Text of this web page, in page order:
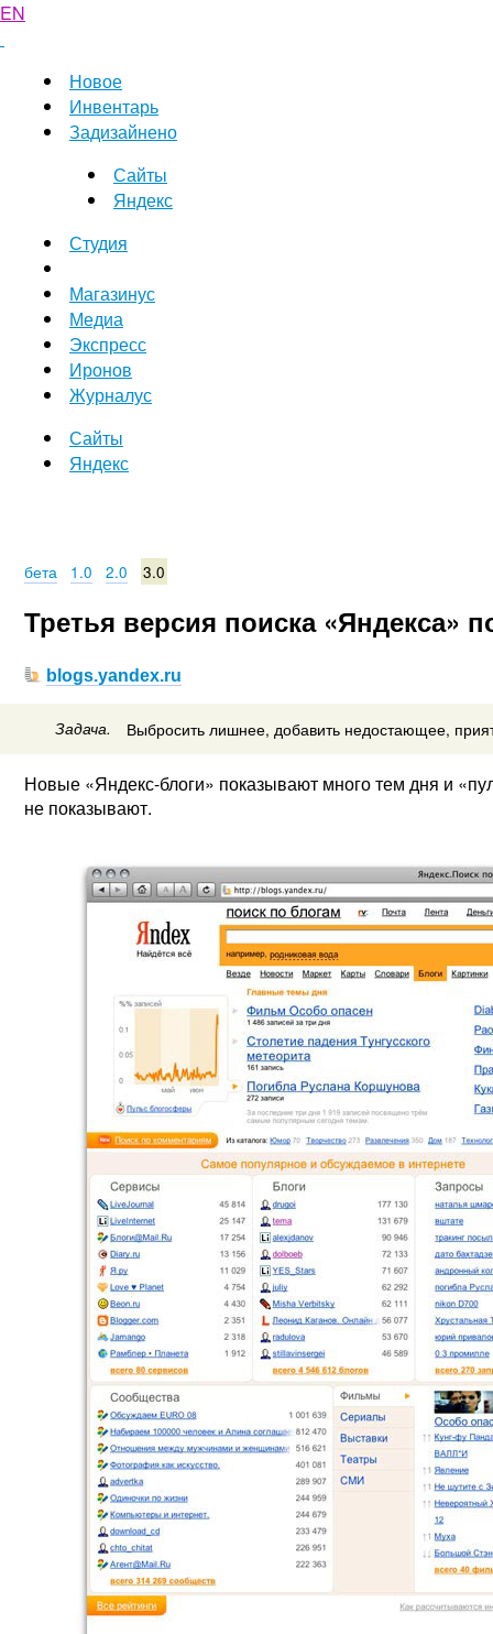
EN
Новое
Инвентарь
Задизайнено
Сайты
Яндекс
Студия
Магазинус
Медиа
Экспресс
Иронов
Журналус
Сайты
Яндекс
бета 1.0 2.0 3.0
Третья версия поиска «Яндекса»
blogs.yandex.ru
Задача. Выбросить лишнее, добавить недостающее,
Новые «Яндекс-блоги» показывают много тем дня и
не показывают.